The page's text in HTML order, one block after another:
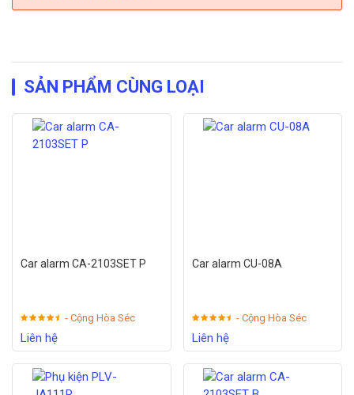
SẢN PHẨM CÙNG LOẠI
Car alarm CA-2103SET P
- Cộng Hòa Séc
Liên hệ
Car alarm CU-08A
- Cộng Hòa Séc
Liên hệ